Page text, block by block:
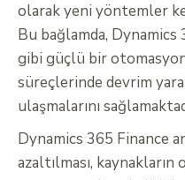
olarak yeni yöntemler
Bu bağlamda,
gibi güçlü bir
süreçlerinde devrim
ulaşmalarını
Dynamics 365 Finance
azaltılması,